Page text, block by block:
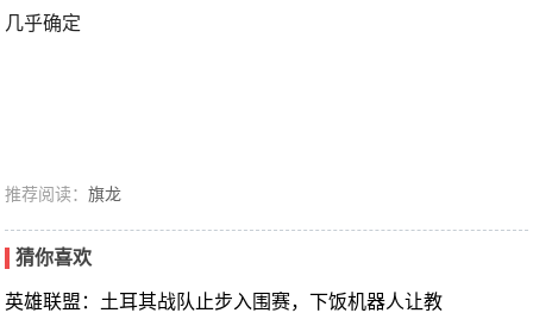
推荐阅读：旗龙
猜你喜欢
英雄联盟：土耳其战队止步入围赛，下饭机器人让教